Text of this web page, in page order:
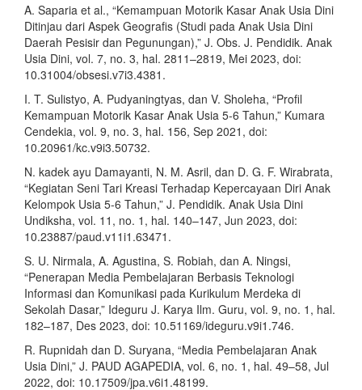
A. Saparia et al., “Kemampuan Motorik Kasar Anak Usia Dini
Ditinjau dari Aspek Geografis (Studi pada Anak Usia Dini
Daerah Pesisir dan Pegunungan),” J. Obs. J. Pendidik. Anak
Usia Dini, vol. 7, no. 3, hal. 2811–2819, Mei 2023, doi:
10.31004/obsesi.v7i3.4381.
I. T. Sulistyo, A. Pudyaningtyas, dan V. Sholeha, “Profil
Kemampuan Motorik Kasar Anak Usia 5-6 Tahun,” Kumara
Cendekia, vol. 9, no. 3, hal. 156, Sep 2021, doi:
10.20961/kc.v9i3.50732.
N. kadek ayu Damayanti, N. M. Asril, dan D. G. F. Wirabrata,
“Kegiatan Seni Tari Kreasi Terhadap Kepercayaan Diri Anak
Kelompok Usia 5-6 Tahun,” J. Pendidik. Anak Usia Dini
Undiksha, vol. 11, no. 1, hal. 140–147, Jun 2023, doi:
10.23887/paud.v11i1.63471.
S. U. Nirmala, A. Agustina, S. Robiah, dan A. Ningsi,
“Penerapan Media Pembelajaran Berbasis Teknologi
Informasi dan Komunikasi pada Kurikulum Merdeka di
Sekolah Dasar,” Ideguru J. Karya Ilm. Guru, vol. 9, no. 1, hal.
182–187, Des 2023, doi: 10.51169/ideguru.v9i1.746.
R. Rupnidah dan D. Suryana, “Media Pembelajaran Anak
Usia Dini,” J. PAUD AGAPEDIA, vol. 6, no. 1, hal. 49–58, Jul
2022, doi: 10.17509/jpa.v6i1.48199.